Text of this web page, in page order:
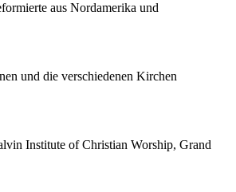
aus Nordamerika und
und die verschiedenen Kirchen
Institute of Christian Worship, Grand